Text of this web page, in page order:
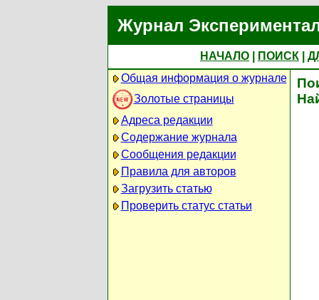
Журнал
НАЧАЛО ПОИСК
Общая информация о журнале
Золотые страницы
Адреса редакции
Содержание журнала
Сообщения редакции
Правила для авторов
Загрузить статью
Проверить статус статьи